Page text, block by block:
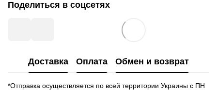
Поделиться в соцсетях
Доставка Оплата Обмен и возврат
*Отправка осуществляется по всей территории Украины с ПН